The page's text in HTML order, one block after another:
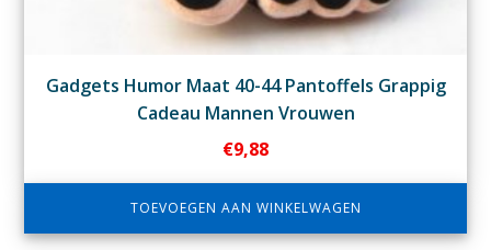
Gadgets Humor Maat 40-44 Pantoffels Grappig
Cadeau Mannen Vrouwen
€9,88
TOEVOEGEN AAN WINKELWAGEN